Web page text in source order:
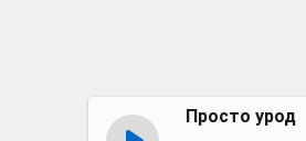
Просто урод